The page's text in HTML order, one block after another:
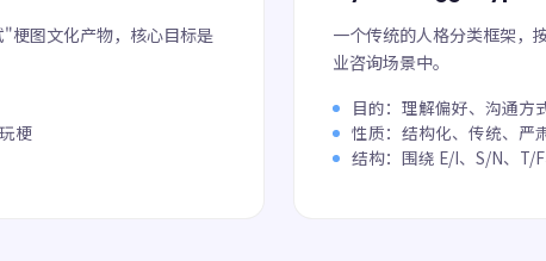
梗图文化产物，核心目标是
梗
一个传统的人格分类框架，
业咨询场景中。
目的：理解偏好、沟通方
性质：结构化、传统、严
结构：围绕 E/I、S/N、T/